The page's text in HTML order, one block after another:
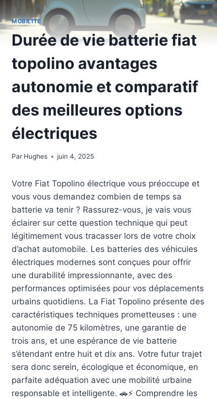
MOBILITÉ
Durée de vie batterie fiat
topolino avantages
autonomie et comparatif
des meilleures options
électriques
Par Hughes juin 4, 2025
Votre Fiat Topolino électrique vous préoccupe et
vous vous demandez combien de temps sa
batterie va tenir ? Rassurez-vous, je vais vous
éclairer sur cette question technique qui peut
légitimement vous tracasser lors de votre choix
d’achat automobile. Les batteries des véhicules
électriques modernes sont conçues pour offrir
une durabilité impressionnante, avec des
performances optimisées pour vos déplacements
urbains quotidiens. La Fiat Topolino présente des
caractéristiques techniques prometteuses : une
autonomie de 75 kilomètres, une garantie de
trois ans, et une espérance de vie batterie
s’étendant entre huit et dix ans. Votre futur trajet
sera donc serein, écologique et économique, en
parfaite adéquation avec une mobilité urbaine
responsable et intelligente. 🚗⚡️ Comprendre les